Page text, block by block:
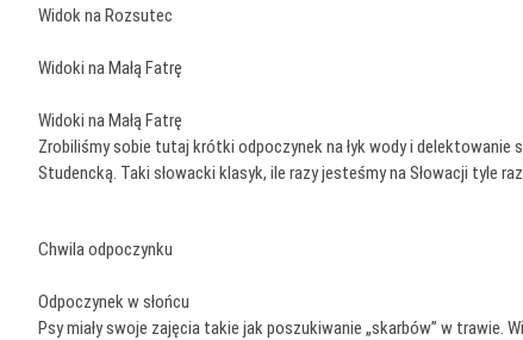
Widok na Rozsutec
Widoki na Małą Fatrę
Widoki na Małą Fatrę
Zrobiliśmy sobie tutaj krótki odpoczynek na łyk wody i delektowanie
Studencką. Taki słowacki klasyk, ile razy jesteśmy na Słowacji tyle
Chwila odpoczynku
Odpoczynek w słońcu
Psy miały swoje zajęcia takie jak poszukiwanie „skarbów” w trawie.